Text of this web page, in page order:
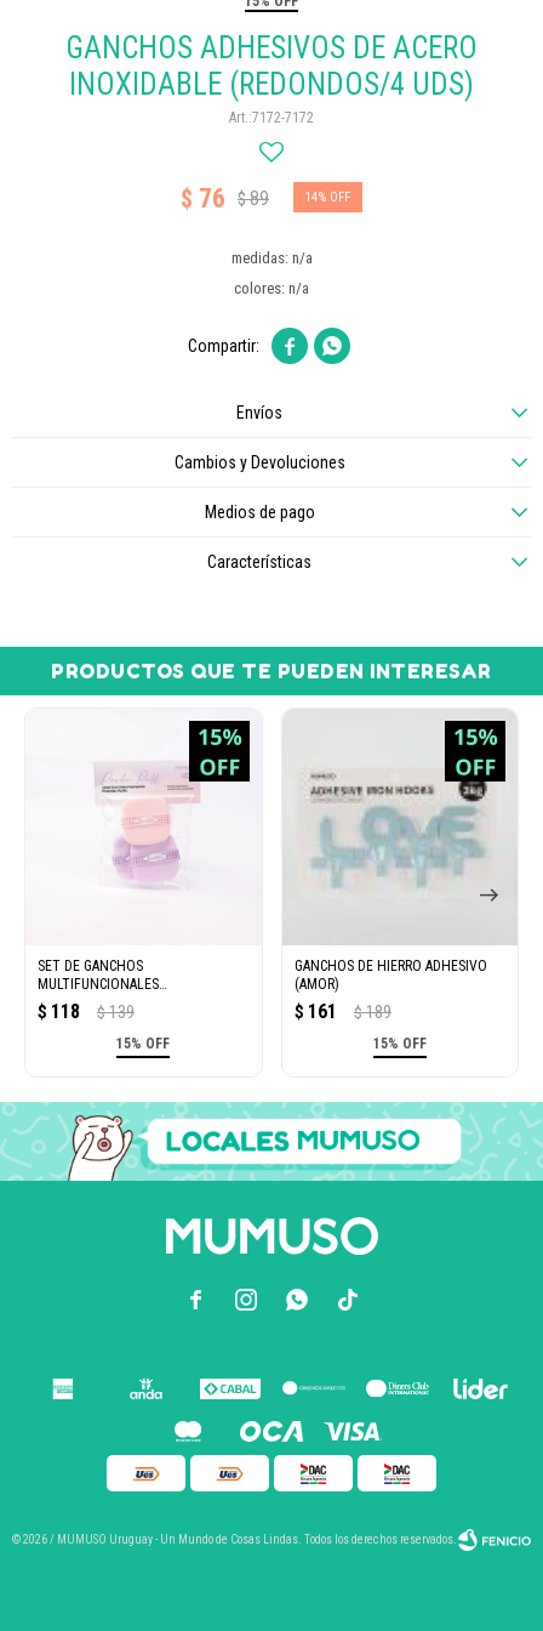
GANCHOS ADHESIVOS DE ACERO
INOXIDABLE (REDONDOS/4 UDS)
7172-7172
$ 76 $89 14
medidas: n/a
colores: n/a
 
Envíos
Cambios y Devoluciones
Medios de pago
Características
PRODUCTOS QUE TE PUEDEN INTERESAR
SET DE GANCHOS
MULTIFUNCIONALES
AUTOADHESIVOS RESISTENTES AL
AGUA (3 UNIDADES)
$ 118 $ 139
15% OFF
GANCHOS DE HIERRO ADHESIVO
(AMOR)
$ 161 $ 189
15% OFF
  
© 2026 / MUMUSO Uruguay - Un Mundo de Cosas Lindas. Todos los derechos reservados.